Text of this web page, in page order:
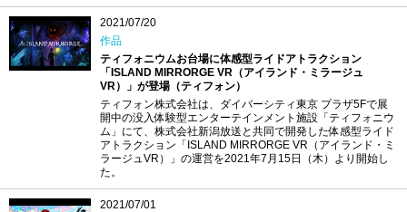
2021/07/20
作品
ティフォニウムお台場に体感型ライドアトラクション
「ISLAND MIRRORGE VR（アイランド・ミラージュ
VR）」が登場（ティフォン）
ティフォン株式会社は、ダイバーシティ東京 プラザ5Fで展
開中の没入体験型エンターテインメント施設「ティフォニウ
ム」にて、株式会社新潟放送と共同で開発した体感型ライド
アトラクション「ISLAND MIRRORGE VR（アイランド・ミ
ラージュVR）」の運営を2021年7月15日（木）より開始し
た。
2021/07/01